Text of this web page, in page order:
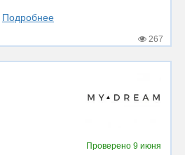
Подробнее
267
Проверено 9 июня